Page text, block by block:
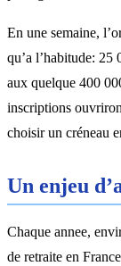
En une semaine,
qu’a l’habitude: 25
aux quelque 400
inscriptions
choisir un créneau
Un enjeu
Chaque annee,
de retraite en